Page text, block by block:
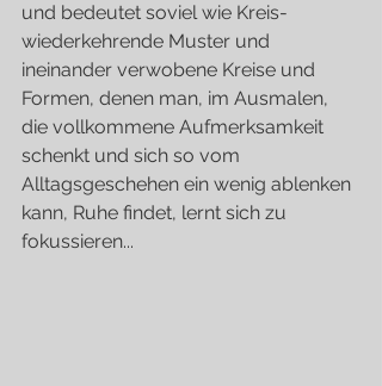
und bedeutet soviel wie Kreis-
wiederkehrende Muster und
ineinander verwobene Kreise und
Formen, denen man, im Ausmalen,
die vollkommene Aufmerksamkeit
schenkt und sich so vom
Alltagsgeschehen ein wenig ablenken
kann, Ruhe findet, lernt sich zu
fokussieren...